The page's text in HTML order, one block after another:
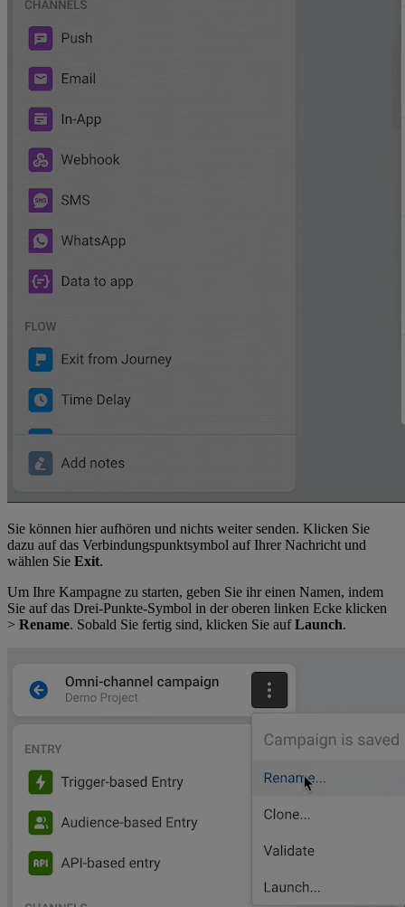
Sie können hier aufhören und nichts weiter senden. Klicken Sie
dazu auf das Verbindungspunktsymbol auf Ihrer Nachricht und
wählen Sie Exit.
Um Ihre Kampagne zu starten, geben Sie ihr einen Namen, indem
Sie auf das Drei-Punkte-Symbol in der oberen linken Ecke klicken
> Rename. Sobald Sie fertig sind, klicken Sie aufLaunch.